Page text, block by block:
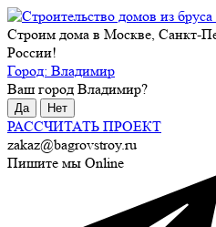
Строим дома в Москве, Санкт-
России!
Город: Владимир
Ваш город Владимир?
Да Нет
РАССЧИТАТЬ ПРОЕКТ
zakaz@bagrovstroy.ru
Пишите мы Online